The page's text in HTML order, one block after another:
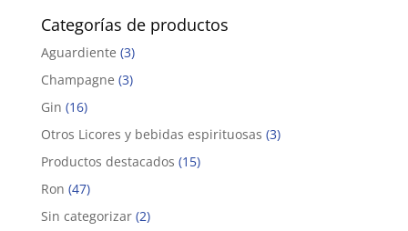
Categorías de productos
Aguardiente (3)
Champagne (3)
Gin (16)
Otros Licores y bebidas espirituosas (3)
Productos destacados (15)
Ron (47)
Sin categorizar (2)